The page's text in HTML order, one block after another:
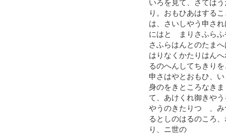
り。おもひあはする
は、さいしやう申さ
にはとゝまりさふら
さふらはんとのたま
はりなくかたりはん
るのへんしてちきり
申さはやとおもひ、
身のをきところなき
て、あけくれ御きや
やうのきたりつゝ、
るとしのはるのころ
り、ニ世の